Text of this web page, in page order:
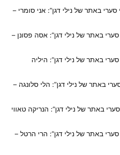
סערי באתר של נילי דגן”: היליה
סערי באתר של נילי דגן”: הנריקה טאווי